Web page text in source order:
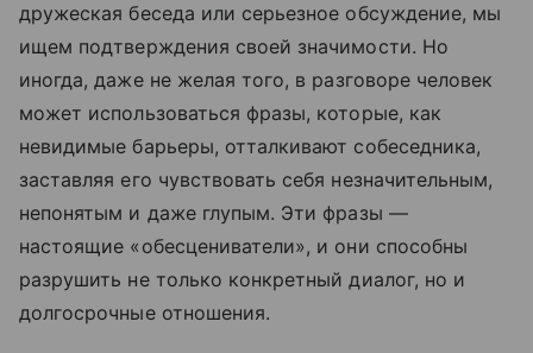
дружеская беседа или серьезное обсуждение, мы
ищем подтверждения своей значимости. Но
иногда, даже не желая того, в разговоре человек
может использоваться фразы, которые, как
невидимые барьеры, отталкивают собеседника,
заставляя его чувствовать себя незначительным,
непонятым и даже глупым. Эти фразы —
настоящие «обесцениватели», и они способны
разрушить не только конкретный диалог, но и
долгосрочные отношения.